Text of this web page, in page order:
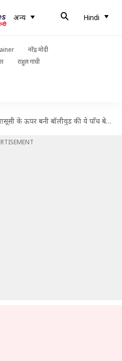
अन्य Hindi
नरेंद्र मोदी
राहुल गांधी
के ऊपर बनी बॉलीवुड की ये पाँच बेहतरीन फिल्में आपको जरूर देखनी चाहिए